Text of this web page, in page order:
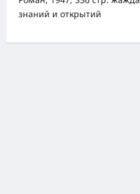
знаний и открытий